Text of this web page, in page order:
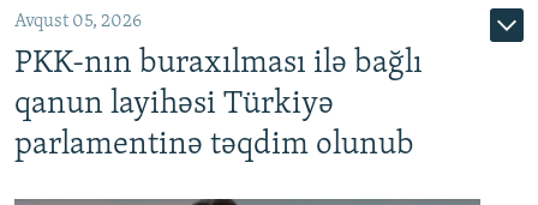
Avqust 05, 2026
PKK-nın buraxılması ilə bağlı
qanun layihəsi Türkiyə
parlamentinə təqdim olunub